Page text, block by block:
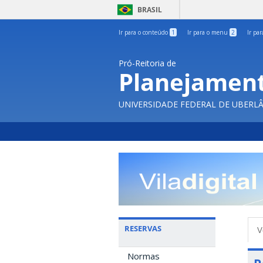
BRASIL
Ir para o conteúdo 1 Ir para o menu 2 Ir
Pró-Reitoria de
UNIVERSIDADE FEDERAL DE
RESERVAS
Normas